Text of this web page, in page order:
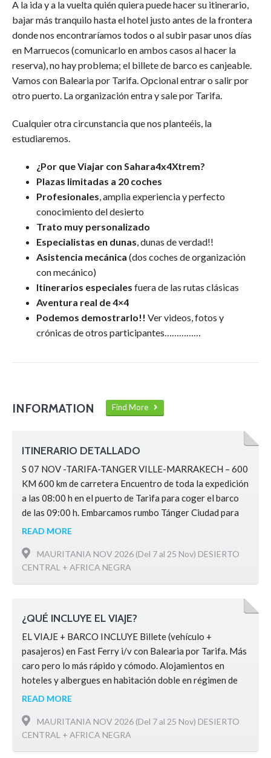
A la ida y a la vuelta quién quiera puede hacer su itinerario,
bajar más tranquilo hasta el hotel justo antes de la frontera
donde nos encontraríamos todos o al subir pasar unos días
en Marruecos (comunicarlo en ambos casos al hacer la
reserva), no hay problema; el billete de barco es canjeable.
Vamos con Balearia por Tarifa. Opcional entrar o salir por
otro puerto. La organización entra y sale por Tarifa.
Cualquier otra circunstancia que nos planteéis, la
estudiaremos.
¿Por que Viajar con Sahara4x4Xtrem?
Plazas limitadas a 20 coches
Profesionales, amplia experiencia y perfecto
conocimiento del desierto
Trato muy personalizado
Especialistas en dunas, dunas de verdad!!
Asistencia mecánica (dos coches de organización
con mecánico)
Itinerarios especiales fuera de las rutas clásicas
Aventura real de 4×4
Podemos demostrarlo!! Ver videos, fotos y
crónicas de otros participantes……………
INFORMATION Find More
ITINERARIO DETALLADO
S 07 NOV -TARIFA-TANGER VILLE-MARRAKECH – 600
KM 600 km de carretera Encuentro de toda la expedición
a las 08:00 h en el puerto de Tarifa para coger el barco
de las 09:00 h. Embarcamos rumbo Tánger Ciudad para
pasar la frontera, coger dirección Marrakech todo por
que llevamos …
READ MORE
MAURITANIA NOV 2026 (Del 7 al 25 Nov) DESIERTO
CENTRAL + AFRICA NEGRA
¿QUÉ INCLUYE EL VIAJE?
EL VIAJE + BARCO INCLUYE Billete (vehículo +
pasajeros) en Fast Ferry i/v con Balearia por Tarifa. Más
caro pero lo más rápido y cómodo. Alojamientos en
hoteles y albergues en habitación doble en régimen de
media pensión Un Chaqueta Sport o Parka de regalo con
Sahara4x4xtrem de regalo Guía con dos coches …
READ MORE
MAURITANIA NOV 2026 (Del 7 al 25 Nov) DESIERTO
CENTRAL + AFRICA NEGRA